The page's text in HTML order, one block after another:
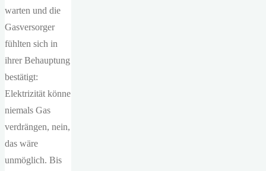
warten und die
Gasversorger
fühlten sich in
ihrer Behauptung
bestätigt:
Elektrizität könne
niemals Gas
verdrängen, nein,
das wäre
unmöglich. Bis